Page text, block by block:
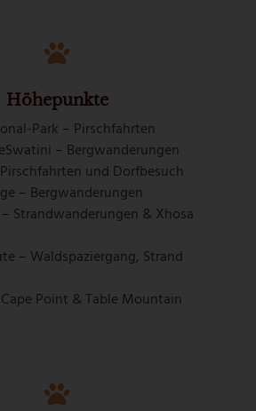
Höhepunkte
Park – Pirschfahrten
– Bergwanderungen
und Dorfbesuch
– Bergwanderungen
Strandwanderungen & Xhosa
– Waldspaziergang, Strand
Point & Table Mountain